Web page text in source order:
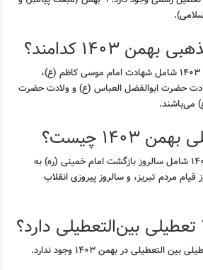
۱۴۰۳ کدامند؟
مناسبت‌های مذهبی بهمن ۱۴۰۳ شامل شهادت امام موسی کاظم (ع)،
حضرت ابوالفضل العباس (ع) و ولادت حضرت
می‌باشند.
۱۴۰۳ چیست؟
مناسبت‌های ملی بهمن ۱۴۰۳ شامل سالروز بازگشت امام خمینی (ره) به
قیام مردم تبریز، و سالروز پیروزی انقلاب
در بهمن ۱۴۰۳ وجود ندارد.